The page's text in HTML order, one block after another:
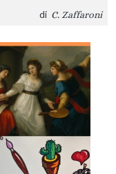
di C. Zaffaroni